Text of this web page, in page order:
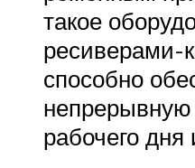
такое
ресиверами-
способно
непрерывную
рабочего дня